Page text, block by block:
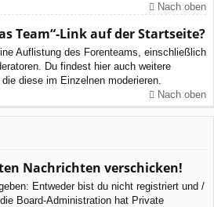
Nach oben
Team“-Link auf der Startseite?
Auflistung des Forenteams, einschließlich
Du findest hier auch weitere
diese im Einzelnen moderieren.
Nach oben
Nachrichten verschicken!
Entweder bist du nicht registriert und /
Board-Administration hat Private